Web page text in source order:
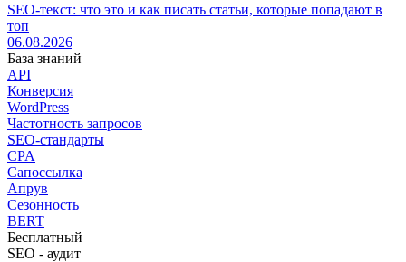
SEO-текст: что это и как писать статьи, которые попадают в
топ
06.08.2026
База знаний
API
Конверсия
WordPress
Частотность запросов
SEO-стандарты
CPA
Сапоссылка
Апрув
Сезонность
BERT
Бесплатный
SEO - аудит